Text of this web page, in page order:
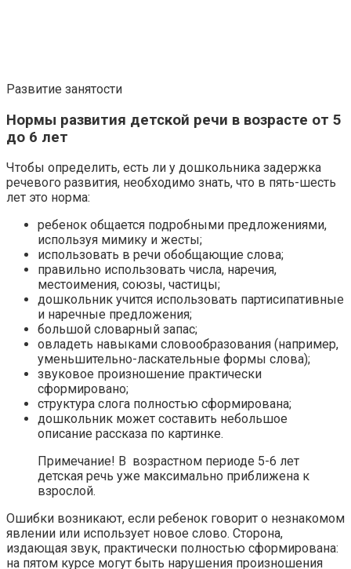
Развитие занятости
Нормы развития детской речи в возрасте от 5
до 6 лет
Чтобы определить, есть ли у дошкольника задержка
речевого развития, необходимо знать, что в пять-шесть
лет это норма:
ребенок общается подробными предложениями,
используя мимику и жесты;
использовать в речи обобщающие слова;
правильно использовать числа, наречия,
местоимения, союзы, частицы;
дошкольник учится использовать партисипативные
и наречные предложения;
большой словарный запас;
овладеть навыками словообразования (например,
уменьшительно-ласкательные формы слова);
звуковое произношение практически
сформировано;
структура слога полностью сформирована;
дошкольник может составить небольшое
описание рассказа по картинке.
Примечание! В возрастном периоде 5-6 лет
детская речь уже максимально приближена к
взрослой.
Ошибки возникают, если ребенок говорит о незнакомом
явлении или использует новое слово. Сторона,
издающая звук, практически полностью сформирована:
на пятом курсе могут быть нарушения произношения